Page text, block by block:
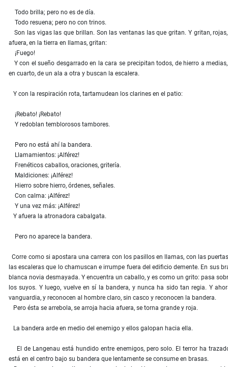
Todo brilla; pero no es de día.
Todo resuena; pero no con trinos.
Son las vigas las que brillan. Son las ventanas las que gritan. Y gritan,
afuera, en la tierra en llamas, gritan:
¡Fuego!
Y con el sueño desgarrado en la cara se precipitan todos, de hierro a
en cuarto, de un ala a otra y buscan la escalera.
Y con la respiración rota, tartamudean los clarines en el patio:
¡Rebato! ¡Rebato!
Y redoblan temblorosos tambores.
Pero no está ahí la bandera.
Llamamientos: ¡Alférez!
Frenéticos caballos, oraciones, gritería.
Maldiciones: ¡Alférez!
Hierro sobre hierro, órdenes, señales.
Con calma: ¡Alférez!
Y una vez más: ¡Alférez!
Y afuera la atronadora cabalgata.
Pero no aparece la bandera.
Corre como si apostara una carrera con los pasillos en llamas, con las
las escaleras que lo chamuscan e irrumpe fuera del edificio demente. En sus
blanca novia desmayada. Y encuentra un caballo, y es como un grito: pasa
los suyos. Y luego, vuelve en sí la bandera, y nunca ha sido tan regia. Y
vanguardia, y reconocen al hombre claro, sin casco y reconocen la bandera.
Pero ésta se arrebola, se arroja hacia afuera, se torna grande y roja.
La bandera arde en medio del enemigo y ellos galopan hacia ella.
El de Langenau está hundido entre enemigos, pero solo. El terror ha
está en el centro bajo su bandera que lentamente se consume en brasas.